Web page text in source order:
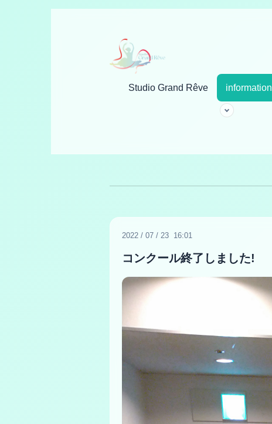
Studio Grand Rêve information
2022 / 07 / 23 16:01
コンクール終了しました!